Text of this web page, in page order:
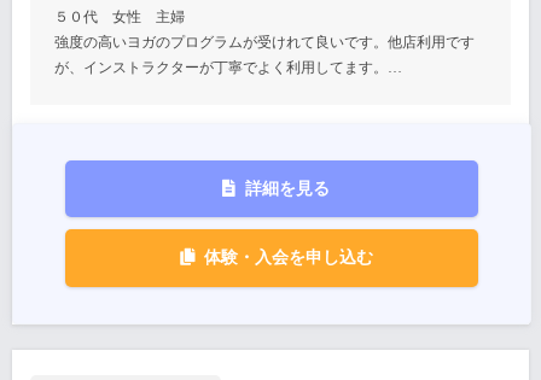
５０代 女性 主婦
強度の高いヨガのプログラムが受けれて良いです。他店利用です
が、インストラクターが丁寧でよく利用してます。…
詳細を見る
体験・入会を申し込む